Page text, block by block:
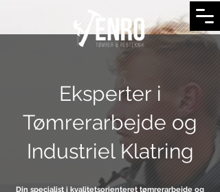
Eksperter i
Tømrerarbejde og
Industriel Klatring
Din specialist i kvalitetsorienteret tømrerarbejde og